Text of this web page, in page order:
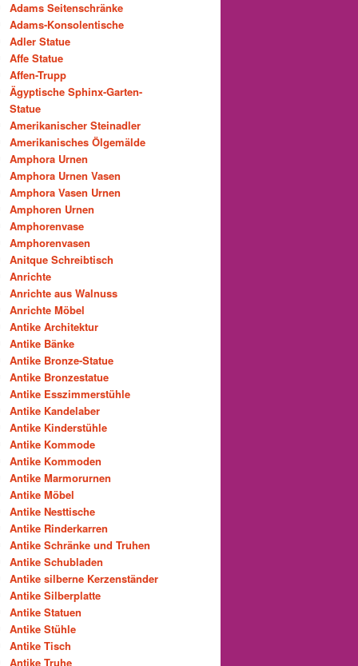
Adams Seitenschränke
Adams-Konsolentische
Adler Statue
Affe Statue
Affen-Trupp
Ägyptische Sphinx-Garten-
Statue
Amerikanischer Steinadler
Amerikanisches Ölgemälde
Amphora Urnen
Amphora Urnen Vasen
Amphora Vasen Urnen
Amphoren Urnen
Amphorenvase
Amphorenvasen
Anitque Schreibtisch
Anrichte
Anrichte aus Walnuss
Anrichte Möbel
Antike Architektur
Antike Bänke
Antike Bronze-Statue
Antike Bronzestatue
Antike Esszimmerstühle
Antike Kandelaber
Antike Kinderstühle
Antike Kommode
Antike Kommoden
Antike Marmorurnen
Antike Möbel
Antike Nesttische
Antike Rinderkarren
Antike Schränke und Truhen
Antike Schubladen
Antike silberne Kerzenständer
Antike Silberplatte
Antike Statuen
Antike Stühle
Antike Tisch
Antike Truhe